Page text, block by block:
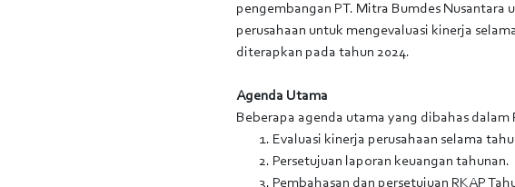
pengembangan PT. Mitra Bumdes
perusahaan untuk mengevaluasi kinerja
diterapkan pada tahun 2024.
Agenda Utama
Beberapa agenda utama yang dibahas dalam
Evaluasi kinerja perusahaan selama
Persetujuan laporan keuangan tahunan.
Pembahasan dan persetujuan RKAP